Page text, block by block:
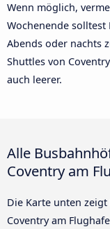
Wenn möglich,
Wochenende
Abends oder nachts
Shuttles von
auch leerer.
Alle
Coventry am
Die Karte unten
Coventry am